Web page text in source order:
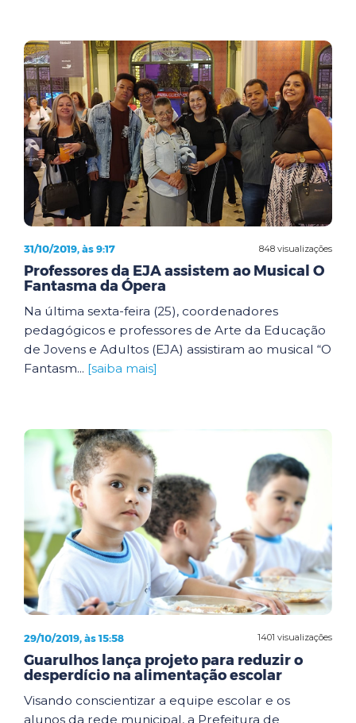
848 visualizações
31/10/2019, às 9:17
Professores da EJA assistem ao Musical O
Fantasma da Ópera
Na última sexta-feira (25), coordenadores
pedagógicos e professores de Arte da Educação
de Jovens e Adultos (EJA) assistiram ao musical “O
Fantasm... [saiba mais]
1401 visualizações
29/10/2019, às 15:58
Guarulhos lança projeto para reduzir o
desperdício na alimentação escolar
Visando conscientizar a equipe escolar e os
alunos da rede municipal, a Prefeitura de